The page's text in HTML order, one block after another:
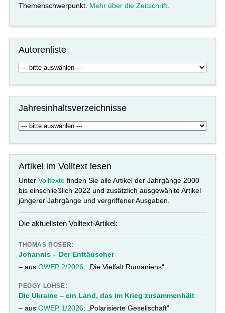
Themenschwerpunkt. Mehr über die Zeitschrift
Autorenliste
Jahresinhaltsverzeichnisse
Artikel im Volltext lesen
UnterVolltexte finden Sie alle Artikel der Jahrgänge 2000
bis einschließlich 2022 und zusätzlich ausgewählte Artikel
jüngerer Jahrgänge und vergriffener Ausgaben.
Die aktuellsten Volltext-Artikel:
THOMAS ROSER:
Johannis – Der Enttäuscher
– ausOWEP 2/2026: „Die Vielfalt Rumäniens“
PEGGY LOHSE:
Die Ukraine – ein Land, das im Krieg zusammenhält
– ausOWEP 1/2026: „Polarisierte Gesellschaft“